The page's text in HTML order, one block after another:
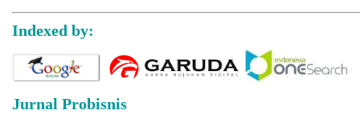
Indexed by:
Jurnal Probisnis